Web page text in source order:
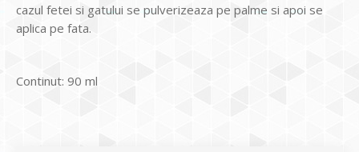
cazul fetei si gatului se pulverizeaza pe palme si apoi se
aplica pe fata.
Continut: 90 ml